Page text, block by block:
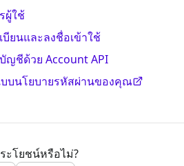
ผู้ใช้
บียนและลงชื่อเข้าใช้
ญชีด้วย Account API
บนโยบายรหัสผ่านของคุณ
ะโยชน์หรือไม่?